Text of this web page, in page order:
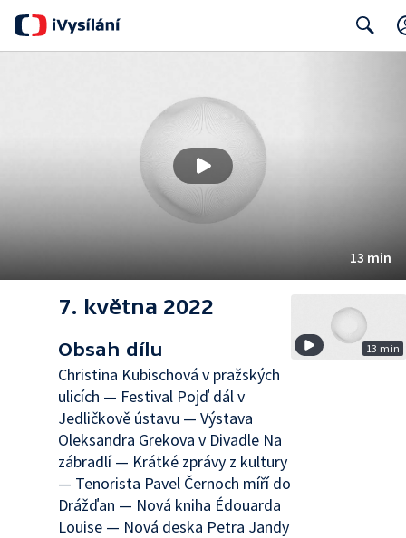
13 min
7. května 2022
Obsah dílu
Christina Kubischová v pražských
ulicích — Festival Pojď dál v
Jedličkově ústavu — Výstava
Oleksandra Grekova v Divadle Na
zábradlí — Krátké zprávy z kultury
— Tenorista Pavel Černoch míří do
Drážďan — Nová kniha Édouarda
Louise — Nová deska Petra Jandy
13 min